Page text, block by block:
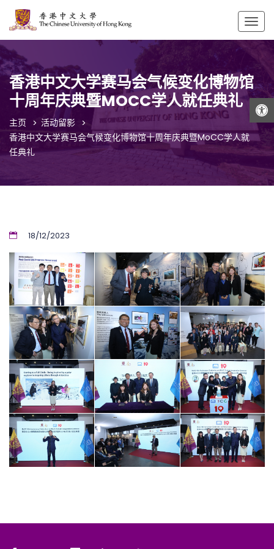
打开工具栏
香港中文大学赛马会气候变化博物馆
十周年庆典暨MOCC学人就任典礼
主页
活动留影
香港中文大学赛马会气候变化博物馆十周年庆典暨MoCC学人就
任典礼
18/12/2023